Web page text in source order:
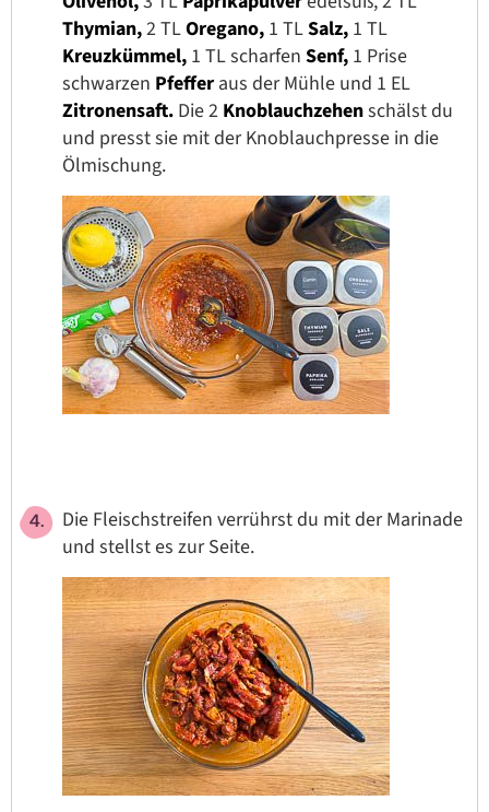
Thymian,2 TLOregano, 1 TLSalz, 1 TL
Kreuzkümmel, 1 TL scharfen Senf, 1 Prise
schwarzen Pfeffer aus der Mühle und 1 EL
Zitronensaft. Die 2 Knoblauchzehenschälst du
und presst sie mit der Knoblauchpresse in die
Ölmischung.
Die Fleischstreifen verrührst du mit der Marinade
und stellst es zur Seite.